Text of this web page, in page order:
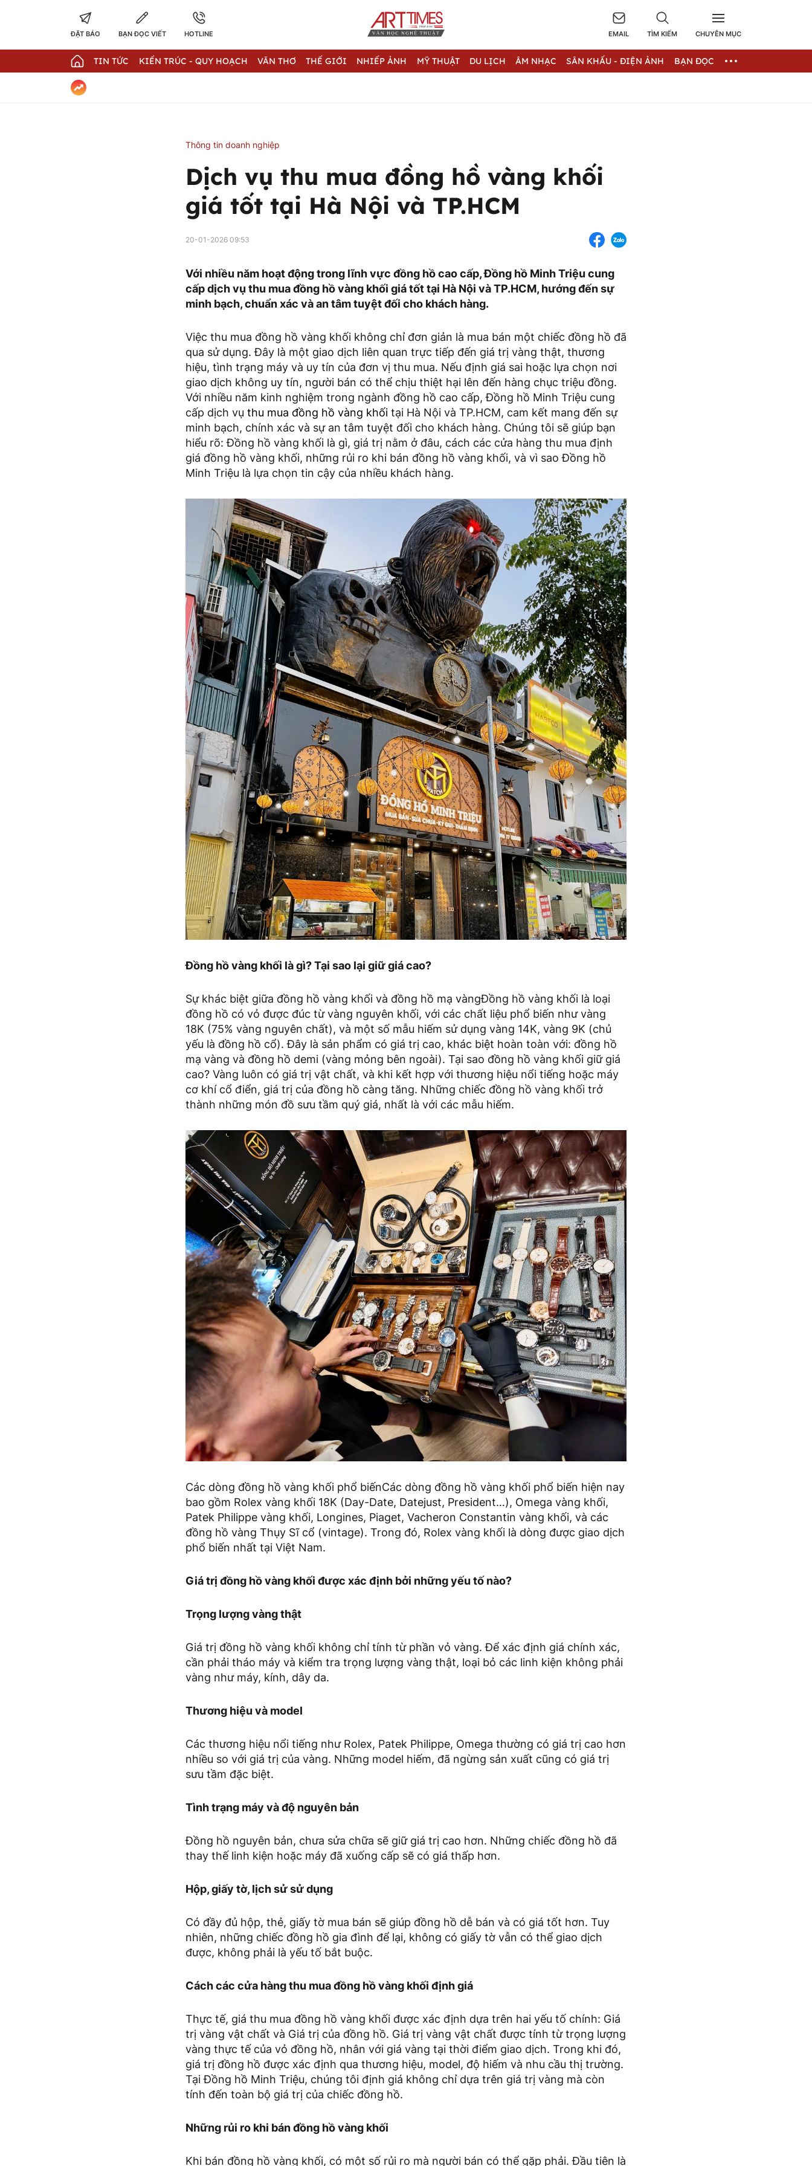
ĐẶT BÁO BẠN ĐỌC VIẾT HOTLINE EMAIL TÌM KIẾM CHUYÊN MỤC
TIN TỨC KIẾN TRÚC - QUY HOẠCH VĂN THƠ THẾ GIỚI NHIẾP ẢNH MỸ THUẬT DU LỊCH ÂM NHẠC SÂN KHẤU - ĐIỆN ẢNH BẠN ĐỌC
Thông tin doanh nghiệp
Dịch vụ thu mua đồng hồ vàng khối
giá tốt tại Hà Nội và TP.HCM
20-01-2026 09:53
Với nhiều năm hoạt động trong lĩnh vực đồng hồ cao cấp, Đồng hồ Minh Triệu cung
cấp dịch vụ thu mua đồng hồ vàng khối giá tốt tại Hà Nội và TP.HCM, hướng đến sự
minh bạch, chuẩn xác và an tâm tuyệt đối cho khách hàng.
Việc thu mua đồng hồ vàng khối không chỉ đơn giản là mua bán một chiếc đồng hồ đã
qua sử dụng. Đây là một giao dịch liên quan trực tiếp đến giá trị vàng thật, thương
hiệu, tình trạng máy và uy tín của đơn vị thu mua. Nếu định giá sai hoặc lựa chọn nơi
giao dịch không uy tín, người bán có thể chịu thiệt hại lên đến hàng chục triệu đồng.
Với nhiều năm kinh nghiệm trong ngành đồng hồ cao cấp, Đồng hồ Minh Triệu cung
cấp dịch vụ thu mua đồng hồ vàng khối tại Hà Nội và TP.HCM, cam kết mang đến sự
minh bạch, chính xác và sự an tâm tuyệt đối cho khách hàng. Chúng tôi sẽ giúp bạn
hiểu rõ: Đồng hồ vàng khối là gì, giá trị nằm ở đâu, cách các cửa hàng thu mua định
giá đồng hồ vàng khối, những rủi ro khi bán đồng hồ vàng khối, và vì sao Đồng hồ
Minh Triệu là lựa chọn tin cậy của nhiều khách hàng.
Đồng hồ vàng khối là gì? Tại sao lại giữ giá cao?
Sự khác biệt giữa đồng hồ vàng khối và đồng hồ mạ vàngĐồng hồ vàng khối là loại
đồng hồ có vỏ được đúc từ vàng nguyên khối, với các chất liệu phổ biến như vàng
18K (75% vàng nguyên chất), và một số mẫu hiếm sử dụng vàng 14K, vàng 9K (chủ
yếu là đồng hồ cổ). Đây là sản phẩm có giá trị cao, khác biệt hoàn toàn với: đồng hồ
mạ vàng và đồng hồ demi (vàng mỏng bên ngoài). Tại sao đồng hồ vàng khối giữ giá
cao? Vàng luôn có giá trị vật chất, và khi kết hợp với thương hiệu nổi tiếng hoặc máy
cơ khí cổ điển, giá trị của đồng hồ càng tăng. Những chiếc đồng hồ vàng khối trở
thành những món đồ sưu tầm quý giá, nhất là với các mẫu hiếm.
Các dòng đồng hồ vàng khối phổ biếnCác dòng đồng hồ vàng khối phổ biến hiện nay
bao gồm Rolex vàng khối 18K (Day-Date, Datejust, President…), Omega vàng khối,
Patek Philippe vàng khối, Longines, Piaget, Vacheron Constantin vàng khối, và các
đồng hồ vàng Thụy Sĩ cổ (vintage). Trong đó, Rolex vàng khối là dòng được giao dịch
phổ biến nhất tại Việt Nam.
Giá trị đồng hồ vàng khối được xác định bởi những yếu tố nào?
Trọng lượng vàng thật
Giá trị đồng hồ vàng khối không chỉ tính từ phần vỏ vàng. Để xác định giá chính xác,
cần phải tháo máy và kiểm tra trọng lượng vàng thật, loại bỏ các linh kiện không phải
vàng như máy, kính, dây da.
Thương hiệu và model
Các thương hiệu nổi tiếng như Rolex, Patek Philippe, Omega thường có giá trị cao hơn
nhiều so với giá trị của vàng. Những model hiếm, đã ngừng sản xuất cũng có giá trị
sưu tầm đặc biệt.
Tình trạng máy và độ nguyên bản
Đồng hồ nguyên bản, chưa sửa chữa sẽ giữ giá trị cao hơn. Những chiếc đồng hồ đã
thay thế linh kiện hoặc máy đã xuống cấp sẽ có giá thấp hơn.
Hộp, giấy tờ, lịch sử sử dụng
Có đầy đủ hộp, thẻ, giấy tờ mua bán sẽ giúp đồng hồ dễ bán và có giá tốt hơn. Tuy
nhiên, những chiếc đồng hồ gia đình để lại, không có giấy tờ vẫn có thể giao dịch
được, không phải là yếu tố bắt buộc.
Cách các cửa hàng thu mua đồng hồ vàng khối định giá
Thực tế, giá thu mua đồng hồ vàng khối được xác định dựa trên hai yếu tố chính: Giá
trị vàng vật chất và Giá trị của đồng hồ. Giá trị vàng vật chất được tính từ trọng lượng
vàng thực tế của vỏ đồng hồ, nhân với giá vàng tại thời điểm giao dịch. Trong khi đó,
giá trị đồng hồ được xác định qua thương hiệu, model, độ hiếm và nhu cầu thị trường.
Tại Đồng hồ Minh Triệu, chúng tôi định giá không chỉ dựa trên giá trị vàng mà còn
tính đến toàn bộ giá trị của chiếc đồng hồ.
Những rủi ro khi bán đồng hồ vàng khối
Khi bán đồng hồ vàng khối, có một số rủi ro mà người bán có thể gặp phải. Đầu tiên là